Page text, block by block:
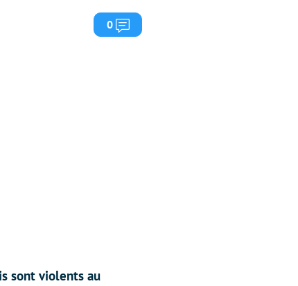
0 Commentaires
sont violents au